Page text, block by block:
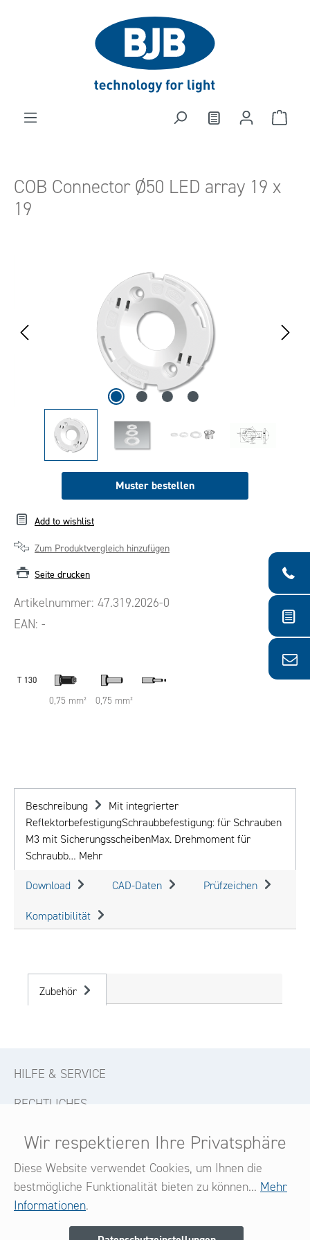
COB Connector Ø50 LED array 19 x
19
Muster bestellen
Add to wishlist
Zum Produktvergleich hinzufügen
Seite drucken
Artikelnummer: 47.319.2026-0
EAN: -
0,75 mm² 0,75 mm²
Beschreibung
Mit integrierter
ReflektorbefestigungSchraubbefestigung: für Schrauben
M3 mit SicherungsscheibenMax. Drehmoment für
Schraubb… Mehr
Download CAD-Daten Prüfzeichen
Kompatibilität
Zubehör
HILFE & SERVICE
RECHTLICHES
KONTAKT
FOLGE UNS
Wir respektieren Ihre Privatsphäre
Diese Website verwendet Cookies, um Ihnen die
bestmögliche Funktionalität bieten zu können... Mehr
Informationen.